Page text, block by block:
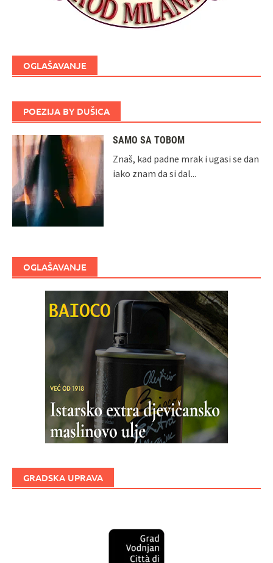
OGLAŠAVANJE
POEZIJA BY DUŠICA
SAMO SA TOBOM
Znaš, kad padne mrak i ugasi se dan
iako znam da si dal...
OGLAŠAVANJE
GRADSKA UPRAVA